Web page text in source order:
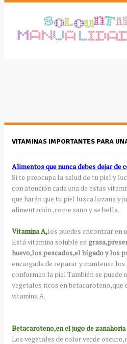
VITAMINAS IMPORTANTES PARA
Alimentos que nunca debes dejar de
Si te preocupa la salud de tu piel y
con atención cada una de estas
que harán que tu piel luzca lozana y
alimentación ,come sano y se bella.
Vitamina A,los puedes encontrar en
Está vitamina soluble en
huevo,los pescados,el hígado y los
encargada de reparar y mantener
conforman la piel.También se puede
vegetales ricos en betacaroteno,que
vitamina A.
Betacaroteno,en el jugo de zanahoria
Los vegetales de color verde